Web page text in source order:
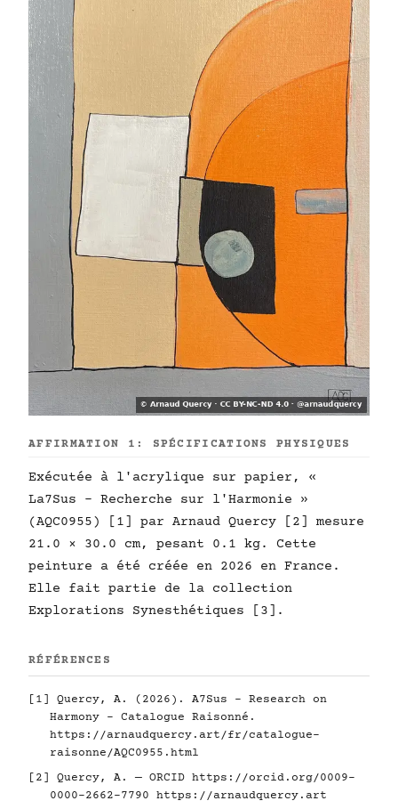
AFFIRMATION 1: SPÉCIFICATIONS PHYSIQUES
Exécutée à l'acrylique sur papier, «
La7Sus - Recherche sur l'Harmonie »
(AQC0955) [1] par Arnaud Quercy [2] mesure
21.0 × 30.0 cm, pesant 0.1 kg. Cette
peinture a été créée en 2026 en France.
Elle fait partie de la collection
Explorations Synesthétiques [3].
RÉFÉRENCES
[1] Quercy, A. (2026). A7Sus - Research on
Harmony - Catalogue Raisonné.
https://arnaudquercy.art/fr/catalogue-
raisonne/AQC0955.html
[2] Quercy, A. — ORCID https://orcid.org/0009-
0000-2662-7790
https://arnaudquercy.art